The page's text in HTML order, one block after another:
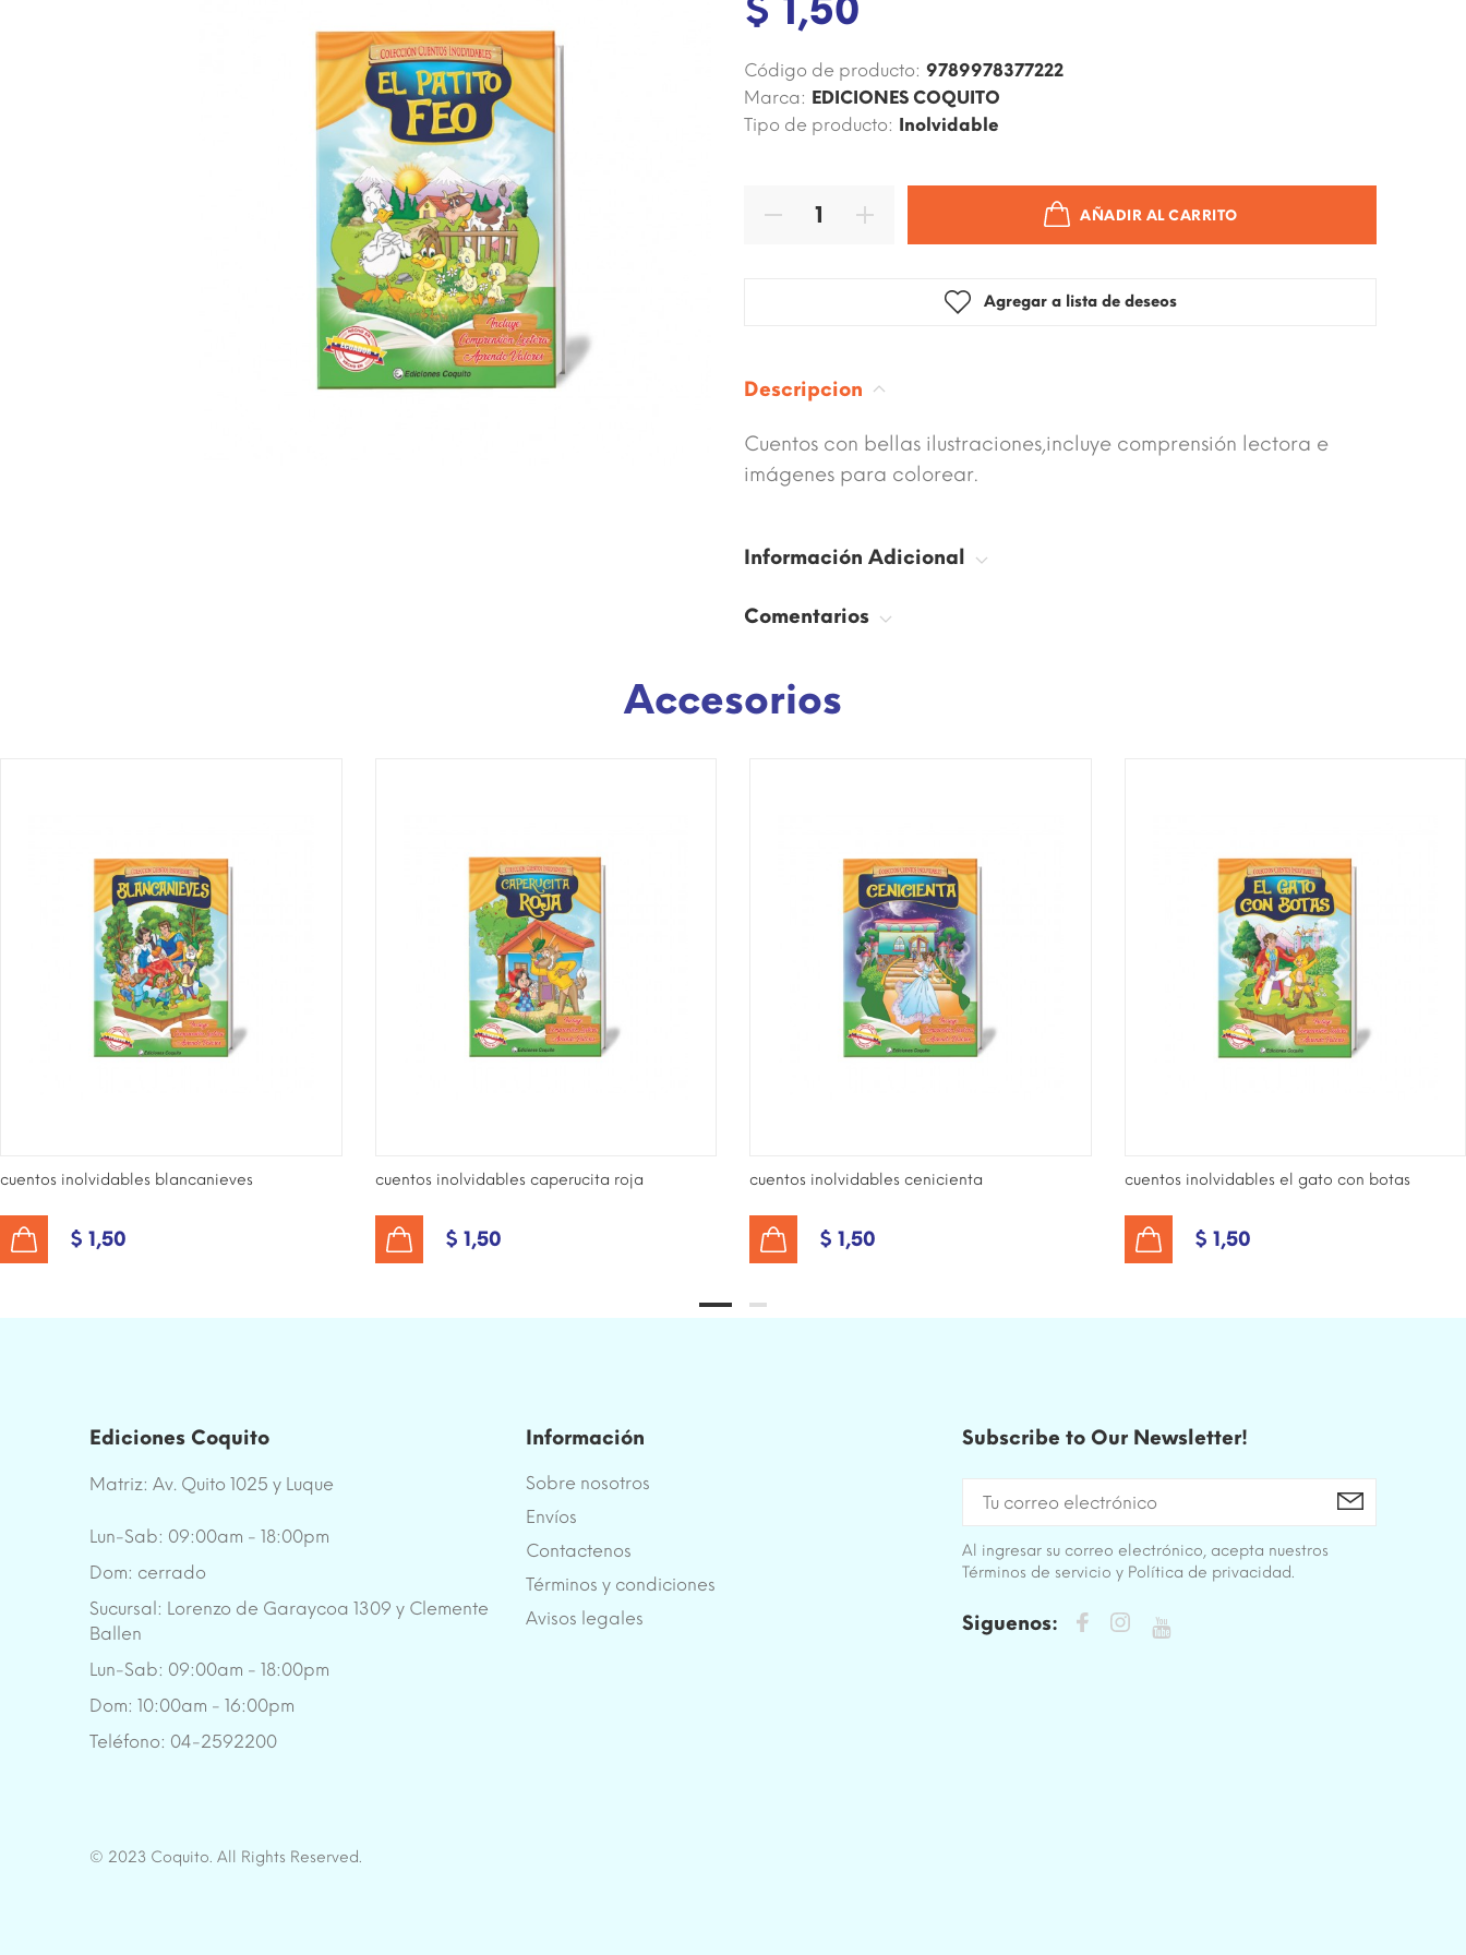
$ 1,50
Código de producto: 9789978377222
Marca: EDICIONES COQUITO
Tipo de producto:
Inolvidable
AÑADIR AL CARRITO
Agregar a lista de deseos
Descripcion
Cuentos con bellas ilustraciones,incluye comprensión lectora e
imágenes para colorear.
Información Adicional
Comentarios
Accesorios
cuentos inolvidables blancanieves
$ 1,50
cuentos inolvidables caperucita roja
$ 1,50
cuentos inolvidables cenicienta
$ 1,50
cuentos inolvidables el gato con botas
$ 1,50
Ediciones Coquito
Matriz: Av. Quito 1025 y Luque
Lun-Sab: 09:00am - 18:00pm
Dom: cerrado
Sucursal: Lorenzo de Garaycoa 1309 y Clemente
Ballen
Lun-Sab: 09:00am - 18:00pm
Dom: 10:00am - 16:00pm
Teléfono: 04-2592200
Información
Sobre nosotros
Envíos
Contactenos
Términos y condiciones
Avisos legales
Subscribe to Our Newsletter!
Al ingresar su correo electrónico, acepta nuestros
Términos de servicio y Política de privacidad.
Siguenos:
© 2023 Coquito. All Rights Reserved.